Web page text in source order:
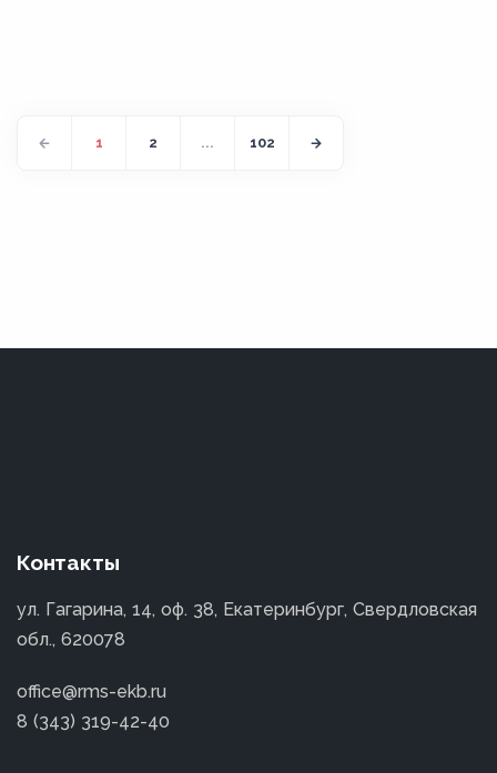
1 2 ... 102
Контакты
ул. Гагарина, 14, оф. 38, Екатеринбург, Свердловская
обл., 620078
office@rms-ekb.ru
8 (343) 319-42-40